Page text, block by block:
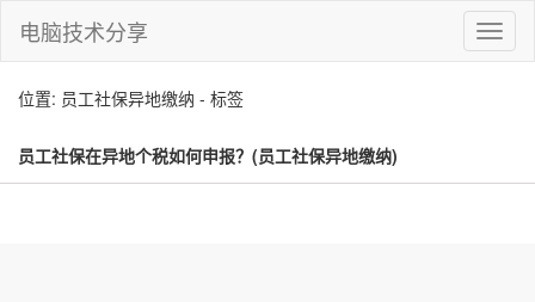
切
换
电脑技术分享
位置: 员工社保异地缴纳 - 标签
员工社保在异地个税如何申报？(员工社保异地缴纳)